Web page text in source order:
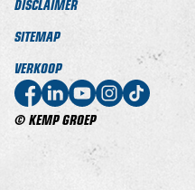
© KEMP GROEP
DISCLAIMER
SITEMAP
VERKOOP